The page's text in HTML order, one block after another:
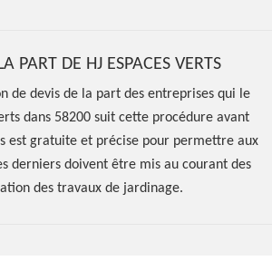
PART DE HJ ESPACES VERTS
de devis de la part des entreprises qui le
dans 58200 suit cette procédure avant
est gratuite et précise pour permettre aux
derniers doivent être mis au courant des
des travaux de jardinage.